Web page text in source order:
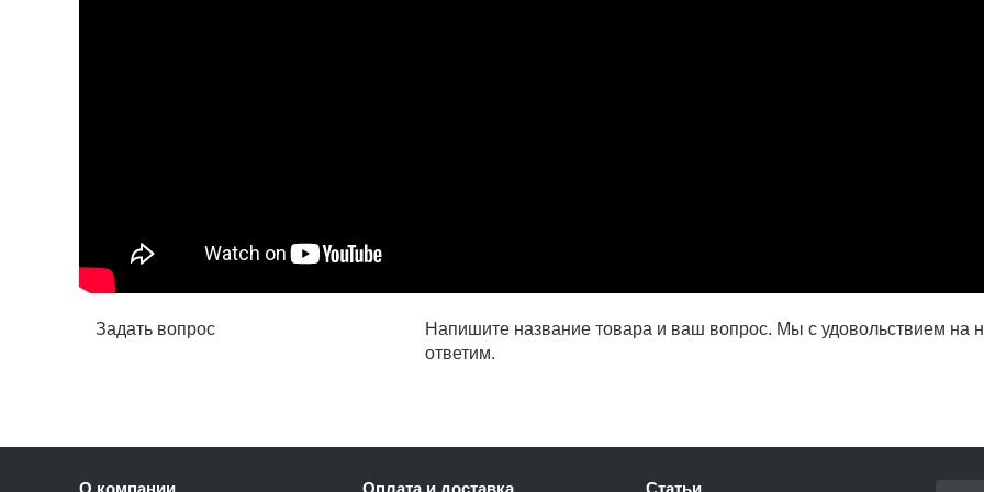
Задать вопрос
Напишите название товара и ваш вопрос. Мы с удовольствием на
ответим.
О компании Оплата и доставка Статьи